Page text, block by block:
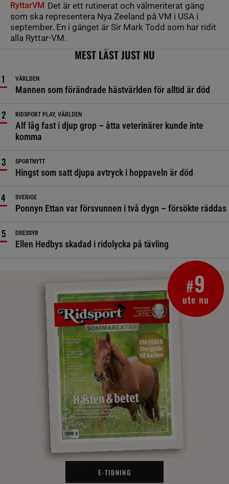
RyttarVM Det är ett rutinerat och välmeriterat gäng
som ska representera Nya Zeeland på VM i USA i
september. En i gänget är Sir Mark Todd som har ridit
alla Ryttar-VM.
MEST LÄST JUST NU
VÄRLDEN
Mannen som förändrade hästvärlden för alltid är död
RIDSPORT PLAY, VÄRLDEN
Alf låg fast i djup grop – åtta veterinärer kunde inte
komma
SPORTNYTT
Hingst som satt djupa avtryck i hoppaveln är död
SVERIGE
Ponnyn Ettan var försvunnen i två dygn – försökte räddas
DRESSYR
Ellen Hedbys skadad i ridolycka på tävling
#9
ute nu
E-TIDNING